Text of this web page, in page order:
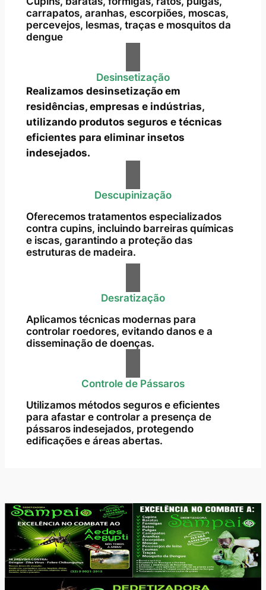
carrapatos, aranhas, escorpiões, moscas,
percevejos, lesmas, traças e mosquitos da
dengue
Desinsetização
Realizamos desinsetização em
residências, empresas e indústrias,
utilizando produtos seguros e técnicas
eficientes para eliminar insetos
indesejados.
Descupinização
Oferecemos tratamentos especializados
contra cupins, incluindo barreiras químicas
e iscas, garantindo a proteção das
estruturas de madeira.
Desratização
Aplicamos técnicas modernas para
controlar roedores, evitando danos e a
disseminação de doenças.
Controle de Pássaros
Utilizamos métodos seguros e eficientes
para afastar e controlar a presença de
pássaros indesejados, protegendo
edificações e áreas abertas.